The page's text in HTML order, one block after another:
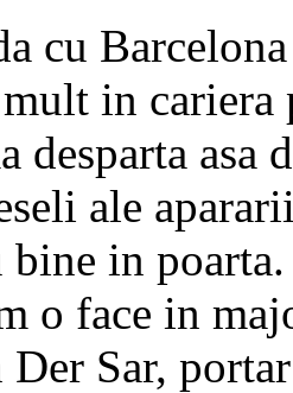
cu
in
desparta
ale
bine in
o face in
Sar,